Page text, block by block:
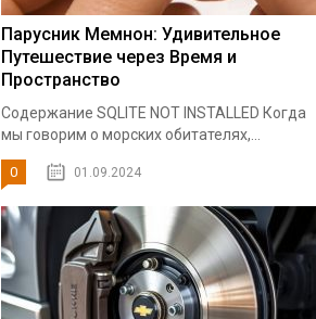
Парусник Мемнон: Удивительное
Путешествие через Время и
Пространство
Содержание SQLITE NOT INSTALLED Когда
мы говорим о морских обитателях,...
0 01.09.2024